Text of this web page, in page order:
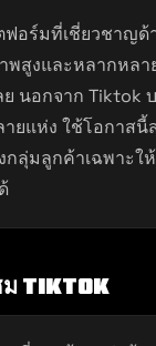
อร์มที่เชี่ยวชาญด้
สูงและหลากหลา
ย นอกจาก Tiktok
ยแห่ง ใช้โอกาสนี้
กลุ่มลูกค้าเฉพาะ
ม TikTok